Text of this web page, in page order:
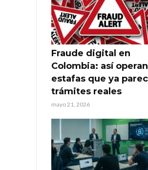
Fraude digital en
Colombia: así
estafas que ya
trámites reales
mayo 21, 2026